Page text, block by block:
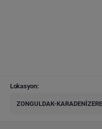
Lokasyon:
ZONGULDAK-